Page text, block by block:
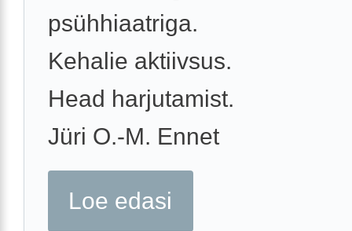
psühhiaatriga.
Kehalie aktiivsus.
Head harjutamist.
Jüri O.-M. Ennet
Loe edasi